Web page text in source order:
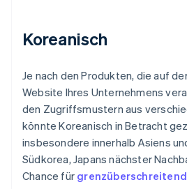
Koreanisch
Je nach den Produkten, die auf
Website Ihres Unternehmens
den Zugriffsmustern aus
könnte Koreanisch in Betracht
insbesondere innerhalb Asiens
Südkorea, Japans nächster
Chance für